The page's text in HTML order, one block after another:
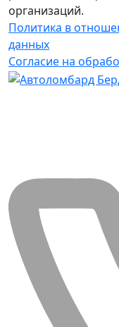
организаций.
Политика в
данных
Согласие на